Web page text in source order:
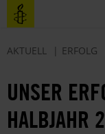
Direkt
zum
Benutzermenü
AKTUELL ERFOLG
UNSER
HALBJAHR